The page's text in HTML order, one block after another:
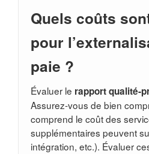
Quels coûts
pour
paie ?
Évaluer le rapport qualité-
Assurez-vous de bien
comprend le coût des
supplémentaires peuvent
intégration, etc.). Évaluer